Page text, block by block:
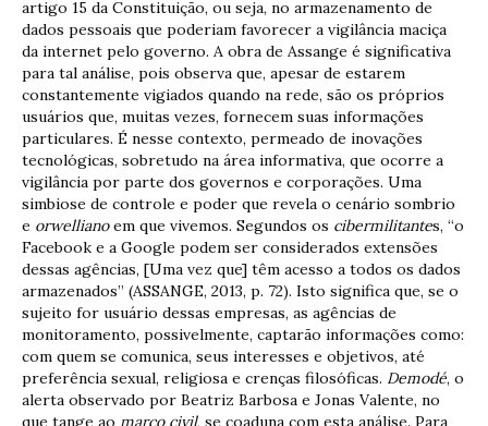
artigo 15 da Constituição, ou seja, no armazenamento de
dados pessoais que poderiam favorecer a vigilância maciça
da internet pelo governo. A obra de Assange é significativa
para tal análise, pois observa que, apesar de estarem
constantemente vigiados quando na rede, são os próprios
usuários que, muitas vezes, fornecem suas informações
particulares. É nesse contexto, permeado de inovações
tecnológicas, sobretudo na área informativa, que ocorre a
vigilância por parte dos governos e corporações. Uma
simbiose de controle e poder que revela o cenário sombrio
e orwellianoem que vivemos. Segundos os cibermilitantes, “o
Facebook e a Google podem ser considerados extensões
dessas agências, [Uma vez que] têm acesso a todos os dados
armazenados” (ASSANGE, 2013, p. 72). Isto significa que, se o
sujeito for usuário dessas empresas, as agências de
monitoramento, possivelmente, captarão informações como:
com quem se comunica, seus interesses e objetivos, até
preferência sexual, religiosa e crenças filosóficas. Demodé, o
alerta observado por Beatriz Barbosa e Jonas Valente, no
que tange ao marco civil, se coaduna com esta análise. Para